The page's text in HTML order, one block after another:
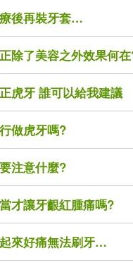
後再裝牙套…
除了美容之外效果何
虎牙 誰可以給我建議
做虎牙嗎?
注意什麼?
才讓牙齦紅腫痛嗎?
來好痛無法刷牙…